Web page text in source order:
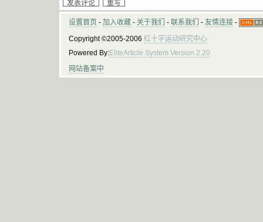
设置首页 - 加入收藏 - 关于我们 - 联系我们 - 友情连接 -
Copyright ©2005-2006 红十字运动研究中心
Powered By:EliteArticle System Version 2.20
网站备案中